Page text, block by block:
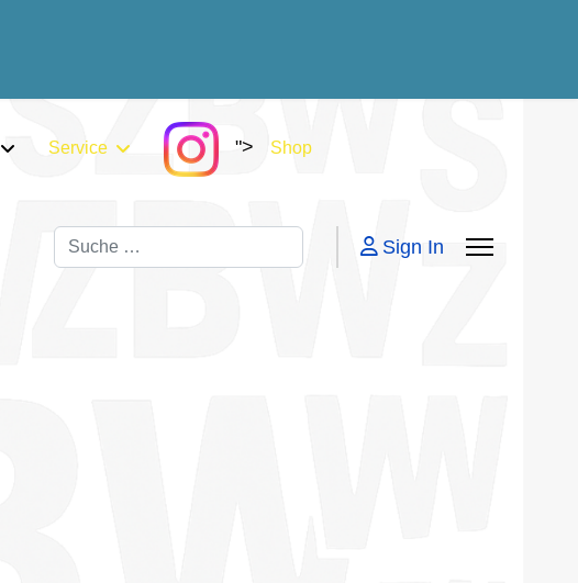
Service "> Shop
Suchen Sign In